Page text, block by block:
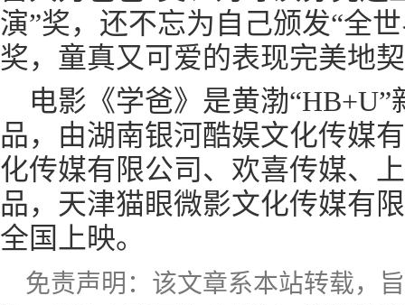
演”奖，还不忘为自己颁发“全
奖，童真又可爱的表现完美地
电影《学爸》是黄渤
品，由湖南银河酷娱文化传媒
化传媒有限公司、欢喜传媒、
品，天津猫眼微影文化传媒有
全国上映。
免责声明：该文章系本站转载，